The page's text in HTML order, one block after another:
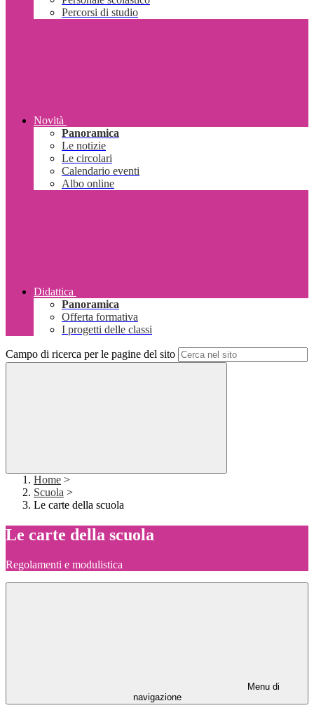
Percorsi di studio
Novità
Panoramica
Le notizie
Le circolari
Calendario eventi
Albo online
Didattica
Panoramica
Offerta formativa
I progetti delle classi
Campo di ricerca per le pagine del sito
Home >
Scuola >
Le carte della scuola
Le carte della scuola
Regolamenti e modulistica
Menu di
navigazione